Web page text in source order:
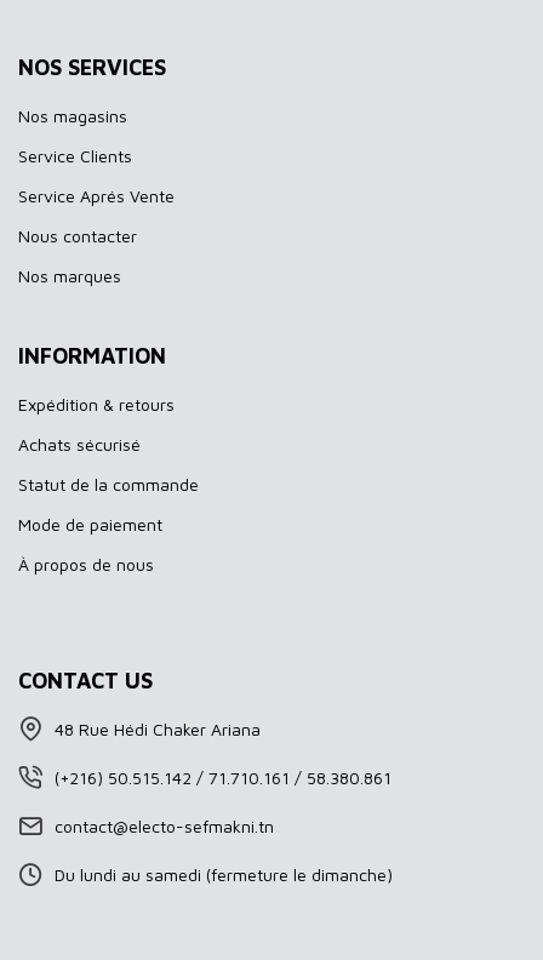
NOS SERVICES
Nos magasins
Service Clients
Service Aprés Vente
Nous contacter
Nos marques
INFORMATION
Expédition & retours
Achats sécurisé
Statut de la commande
Mode de paiement
À propos de nous
CONTACT US
48 Rue Hédi Chaker Ariana
(+216) 50.515.142 / 71.710.161 / 58.380.861
contact@electo-sefmakni.tn
Du lundi au samedi (fermeture le dimanche)